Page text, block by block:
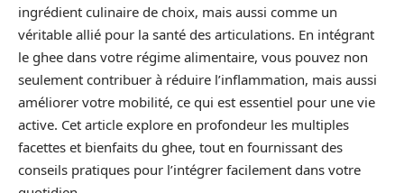
ingrédient culinaire de choix, mais aussi comme un
véritable allié pour la santé des articulations. En intégrant
le ghee dans votre régime alimentaire, vous pouvez non
seulement contribuer à réduire l’inflammation, mais aussi
améliorer votre mobilité, ce qui est essentiel pour une vie
active. Cet article explore en profondeur les multiples
facettes et bienfaits du ghee, tout en fournissant des
conseils pratiques pour l’intégrer facilement dans votre